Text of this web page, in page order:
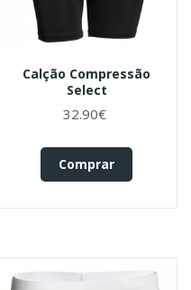
Calção Compressão
Select
32.90€
Comprar